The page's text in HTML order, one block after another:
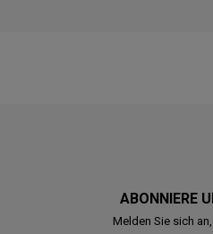
ABONNIERE
Melden Sie sich